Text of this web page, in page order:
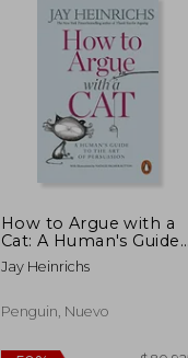
dcto.
How to Argue with a
Cat: A Human's Guide
to the Art of
Persuasion (en Inglés)
Jay Heinrichs
Penguin, Nuevo